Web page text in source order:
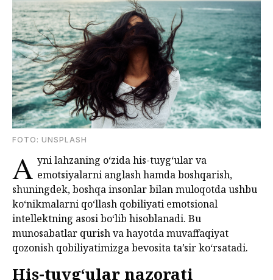
FOTО: UNSPLASH
A yni lahzaning o‘zida his-tuyg‘ular va
emotsiyalarni anglash hamda boshqarish,
shuningdek, boshqa insonlar bilan muloqotda ushbu
ko‘nikmalarni qo‘llash qobiliyati emotsional
intellektning asosi bo‘lib hisoblanadi. Bu
munosabatlar qurish va hayotda muvaffaqiyat
qozonish qobiliyatimizga bevosita ta’sir ko‘rsatadi.
His-tuyg‘ular nazorati